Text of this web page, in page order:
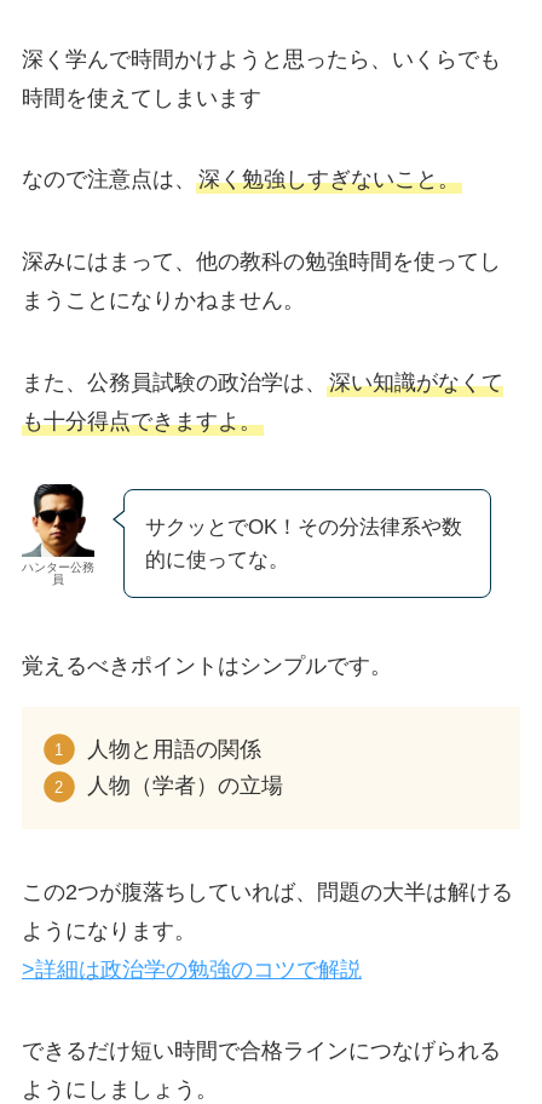
深く学んで時間かけようと思ったら、いくらでも
時間を使えてしまいます
なので注意点は、 深く勉強しすぎないこと。
深みにはまって、他の教科の勉強時間を使ってし
まうことになりかねません。
また、公務員試験の政治学は、 深い知識がなくて
も十分得点できますよ。
ハンター公務
員
サクッとでOK！その分法律系や数
的に使ってな。
覚えるべきポイントはシンプルです。
人物と用語の関係
人物（学者）の立場
この2つが腹落ちしていれば、問題の大半は解ける
ようになります。
>詳細は政治学の勉強のコツで解説
できるだけ短い時間で合格ラインにつなげられる
ようにしましょう。